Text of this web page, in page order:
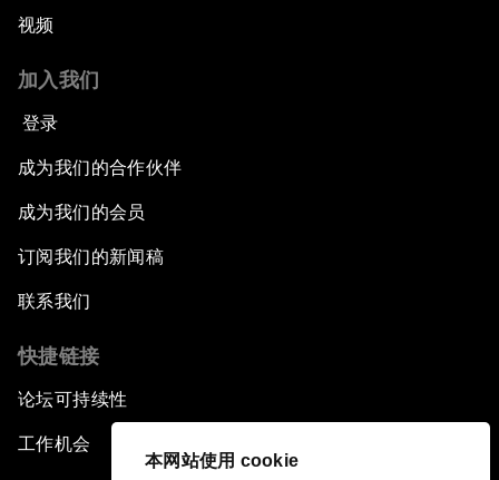
本网站使用 cookie
视频
加入我们
登录
成为我们的合作伙伴
成为我们的会员
订阅我们的新闻稿
联系我们
快捷链接
论坛可持续性
工作机会